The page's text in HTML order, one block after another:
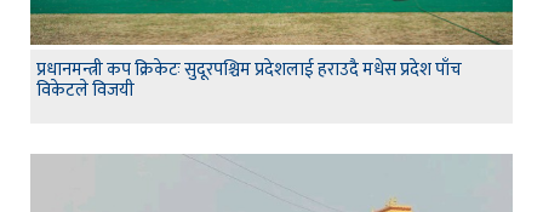
प्रधानमन्त्री कप क्रिकेटः सुदूरपश्चिम प्रदेशलाई हराउदै मधेस प्रदेश पाँच
विकेटले विजयी